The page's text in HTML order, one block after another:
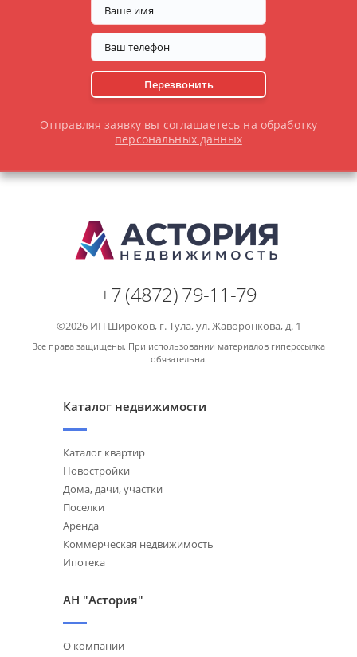
Перезвонить
Отправляя заявку вы соглашаетесь на обработку
персональных данных
+7 (4872) 79-11-79
©2026 ИП Широков, г. Тула, ул. Жаворонкова, д. 1
Все права защищены. При использовании материалов гиперссылка
обязательна.
Каталог недвижимости
Каталог квартир
Новостройки
Дома, дачи, участки
Поселки
Аренда
Коммерческая недвижимость
Ипотека
АН "Астория"
О компании